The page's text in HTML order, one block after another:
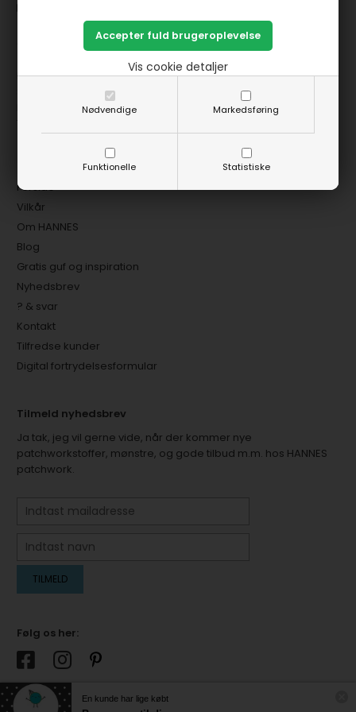
Nødvendige Markedsføring
Funktionelle Statistiske
Vis cookie detaljer
Fysisk butik:
SØNDAG FRA KL 10 TIL KL 15
MANDAG FRA KL 14 TIL KL 17
Information
Forside
Vilkår
Om HANNES
Blog
Gratis guf og inspiration
Nyhedsbrev
? & svar
Kontakt
Tilfredse kunder
Digital fortrydelsesformular
Tilmeld nyhedsbrev
Ja tak, jeg vil gerne vide, når der kommer nye
patchworkstoffer, mønstre, og gode tilbud m.m. hos HANNES
patchwork.
Følg os her:
En kunde har lige købt